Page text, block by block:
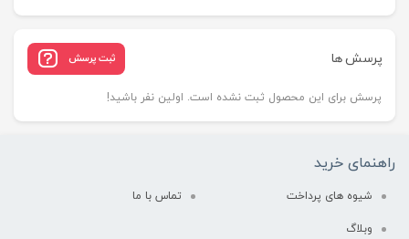
پرسش ها ثبت پرسش
پرسش برای این محصول ثبت نشده است. اولین نفر باشید!
راهنمای خرید
شیوه های پرداخت تماس با ما
وبلاگ